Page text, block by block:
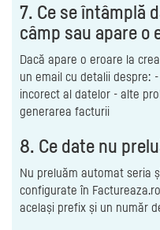
7. Ce se întâmplă
câmp sau apare o
Dacă apare o eroare la
un email cu detalii despre:
incorect al datelor - alte
generarea facturii
8. Ce date nu
Nu preluăm automat seria
configurate în
același prefix și un număr